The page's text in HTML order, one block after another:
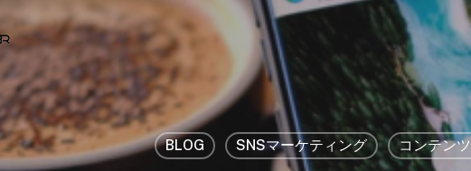
BLOG SNSマーケティング コンテン